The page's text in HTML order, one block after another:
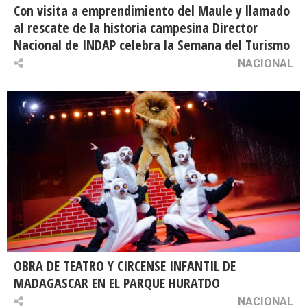
Con visita a emprendimiento del Maule y llamado
al rescate de la historia campesina Director
Nacional de INDAP celebra la Semana del Turismo
NACIONAL
OBRA DE TEATRO Y CIRCENSE INFANTIL DE
MADAGASCAR EN EL PARQUE HURATDO
NACIONAL